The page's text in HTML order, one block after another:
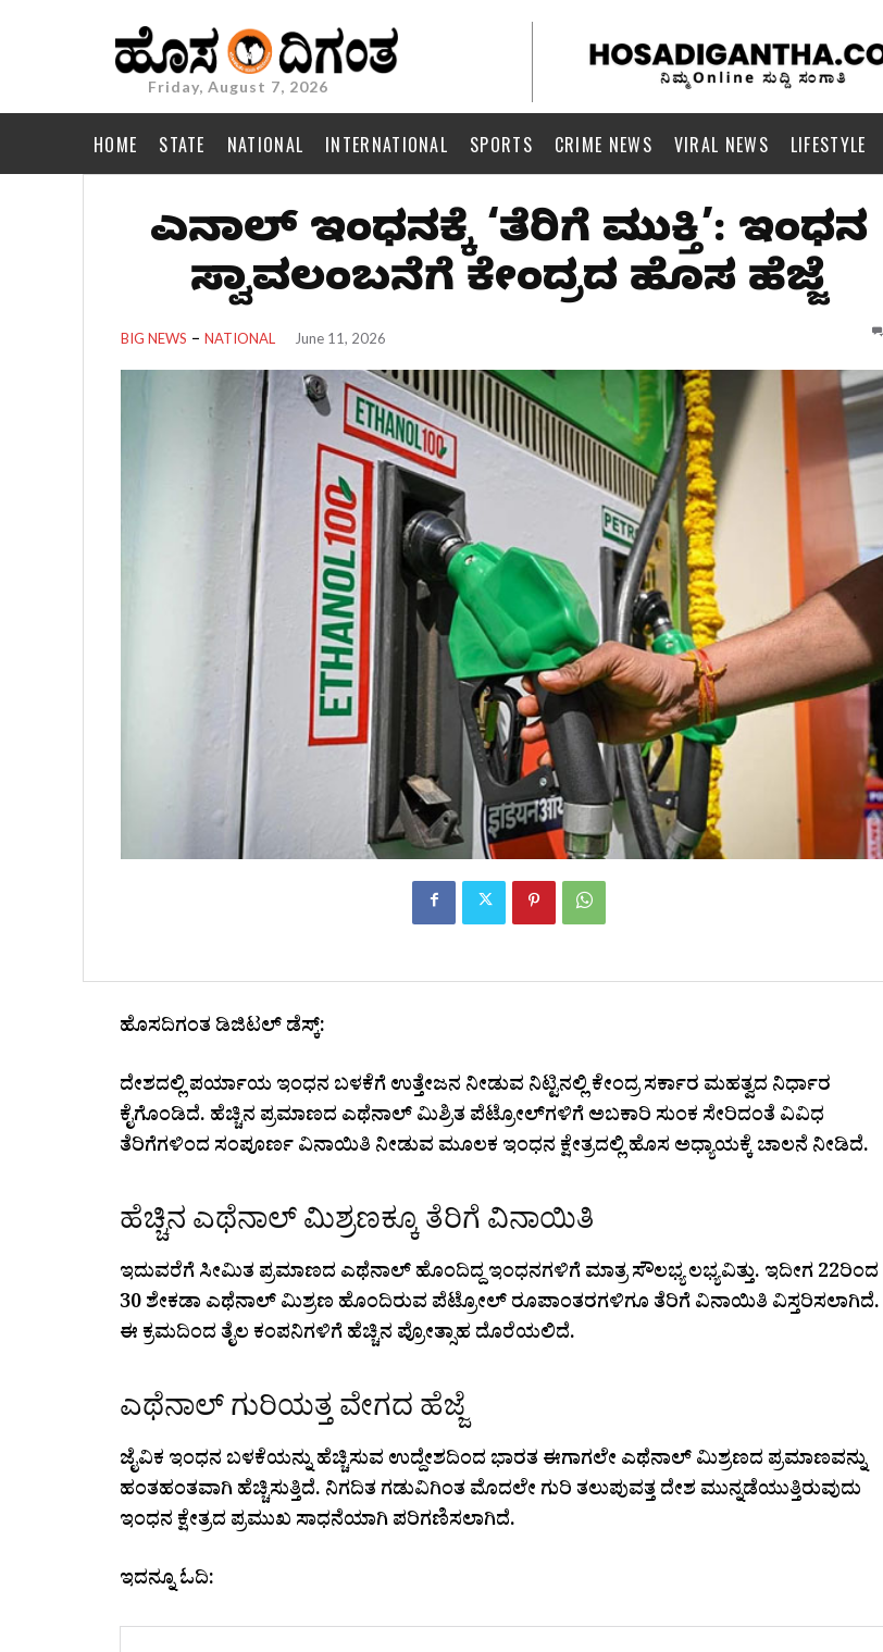
Friday, August 7, 2026
HOME STATE NATIONAL INTERNATIONAL SPORTS CRIME NEWS VIRAL NEWS LIFESTYLE
ಎಥೆನಾಲ್ ಇಂಧನಕ್ಕೆ ‘ತೆರಿಗೆ ಮುಕ್ತಿ’: ಇಂಧನ
ಸ್ವಾವಲಂಬನೆಗೆ ಕೇಂದ್ರದ ಹೊಸ ಹೆಜ್ಜೆ
BIG NEWS NATIONAL June 11, 2026
ಹೊಸದಿಗಂತ ಡಿಜಿಟಲ್ ಡೆಸ್ಕ್:
ದೇಶದಲ್ಲಿ ಪರ್ಯಾಯ ಇಂಧನ ಬಳಕೆಗೆ ಉತ್ತೇಜನ ನೀಡುವ ನಿಟ್ಟಿನಲ್ಲಿ ಕೇಂದ್ರ ಸರ್ಕಾರ ಮಹತ್ವದ ನಿರ್ಧಾರ
ಕೈಗೊಂಡಿದೆ. ಹೆಚ್ಚಿನ ಪ್ರಮಾಣದ ಎಥೆನಾಲ್ ಮಿಶ್ರಿತ ಪೆಟ್ರೋಲ್‌ಗಳಿಗೆ ಅಬಕಾರಿ ಸುಂಕ ಸೇರಿದಂತೆ ವಿವಿಧ
ತೆರಿಗೆಗಳಿಂದ ಸಂಪೂರ್ಣ ವಿನಾಯಿತಿ ನೀಡುವ ಮೂಲಕ ಇಂಧನ ಕ್ಷೇತ್ರದಲ್ಲಿ ಹೊಸ ಅಧ್ಯಾಯಕ್ಕೆ ಚಾಲನೆ ನೀಡಿದೆ.
ಹೆಚ್ಚಿನ ಎಥೆನಾಲ್ ಮಿಶ್ರಣಕ್ಕೂ ತೆರಿಗೆ ವಿನಾಯಿತಿ
ಇದುವರೆಗೆ ಸೀಮಿತ ಪ್ರಮಾಣದ ಎಥೆನಾಲ್ ಹೊಂದಿದ್ದ ಇಂಧನಗಳಿಗೆ ಮಾತ್ರ ಸೌಲಭ್ಯ ಲಭ್ಯವಿತ್ತು. ಇದೀಗ 22ರಿಂದ
30 ಶೇಕಡಾ ಎಥೆನಾಲ್ ಮಿಶ್ರಣ ಹೊಂದಿರುವ ಪೆಟ್ರೋಲ್ ರೂಪಾಂತರಗಳಿಗೂ ತೆರಿಗೆ ವಿನಾಯಿತಿ ವಿಸ್ತರಿಸಲಾಗಿದೆ.
ಈ ಕ್ರಮದಿಂದ ತೈಲ ಕಂಪನಿಗಳಿಗೆ ಹೆಚ್ಚಿನ ಪ್ರೋತ್ಸಾಹ ದೊರೆಯಲಿದೆ.
ಎಥೆನಾಲ್ ಗುರಿಯತ್ತ ವೇಗದ ಹೆಜ್ಜೆ
ಜೈವಿಕ ಇಂಧನ ಬಳಕೆಯನ್ನು ಹೆಚ್ಚಿಸುವ ಉದ್ದೇಶದಿಂದ ಭಾರತ ಈಗಾಗಲೇ ಎಥೆನಾಲ್ ಮಿಶ್ರಣದ ಪ್ರಮಾಣವನ್ನು
ಹಂತಹಂತವಾಗಿ ಹೆಚ್ಚಿಸುತ್ತಿದೆ. ನಿಗದಿತ ಗಡುವಿಗಿಂತ ಮೊದಲೇ ಗುರಿ ತಲುಪುವತ್ತ ದೇಶ ಮುನ್ನಡೆಯುತ್ತಿರುವುದು
ಇಂಧನ ಕ್ಷೇತ್ರದ ಪ್ರಮುಖ ಸಾಧನೆಯಾಗಿ ಪರಿಗಣಿಸಲಾಗಿದೆ.
ಇದನ್ನೂ ಓದಿ: